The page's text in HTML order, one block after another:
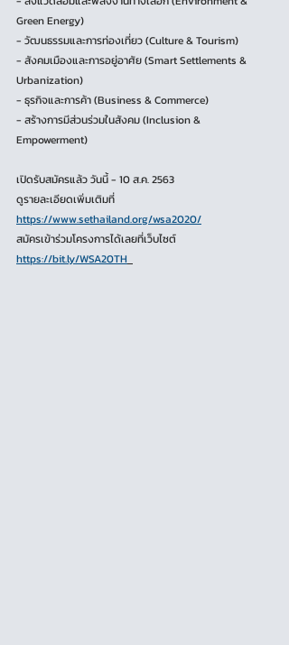
Green Energy)
- วัฒนธรรมและการท่องเที่ยว (Culture & Tourism)
- สังคมเมืองและการอยู่อาศัย (Smart Settlements &
Urbanization)
- ธุรกิจและการค้า (Business & Commerce)
- สร้างการมีส่วนร่วมในสังคม (Inclusion &
Empowerment)
เปิดรับสมัครแล้ว วันนี้ - 10 ส.ค. 2563
ดูรายละเอียดเพิ่มเติมที่
https://www.sethailand.org/wsa2020/
สมัครเข้าร่วมโครงการได้เลยที่เว็บไซต์
https://bit.ly/WSA20TH